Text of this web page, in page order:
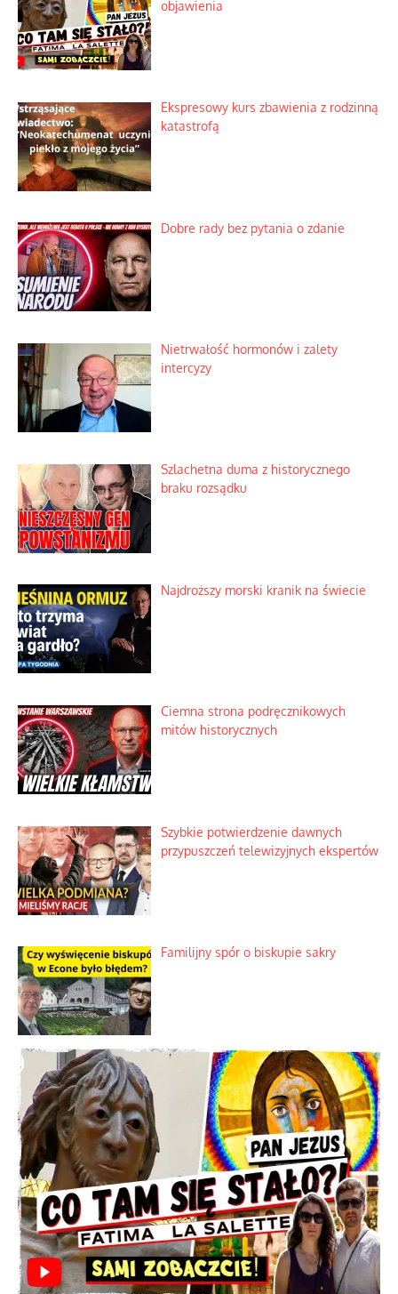
objawienia
Ekspresowy kurs zbawienia z rodzinną
katastrofą
Dobre rady bez pytania o zdanie
Nietrwałość hormonów i zalety
intercyzy
Szlachetna duma z historycznego
braku rozsądku
Najdroższy morski kranik na świecie
Ciemna strona podręcznikowych
mitów historycznych
Szybkie potwierdzenie dawnych
przypuszczeń telewizyjnych ekspertów
Familijny spór o biskupie sakry